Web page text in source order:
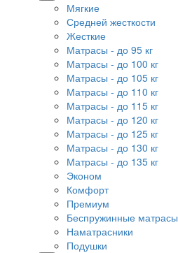
Мягкие
Средней жесткости
Жесткие
Матрасы - до 95 кг
Матрасы - до 100 кг
Матрасы - до 105 кг
Матрасы - до 110 кг
Матрасы - до 115 кг
Матрасы - до 120 кг
Матрасы - до 125 кг
Матрасы - до 130 кг
Матрасы - до 135 кг
Эконом
Комфорт
Премиум
Беспружинные матрасы
Наматрасники
Подушки